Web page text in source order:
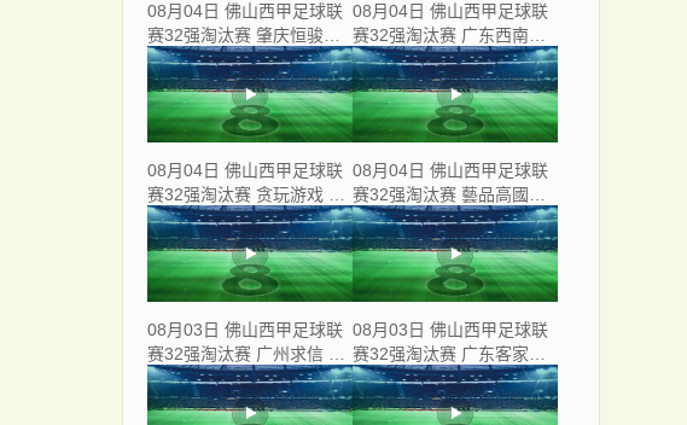
08月04日 佛山西甲足球联
赛32强淘汰赛 肇庆恒骏成
VS 三七互娱 全场录像
08月04日 佛山西甲足球联
赛32强淘汰赛 广东西南建
设 VS 香港圣徒 全场录像
08月04日 佛山西甲足球联
赛32强淘汰赛 贪玩游戏 VS
美的薪火 全场录像
08月04日 佛山西甲足球联
赛32强淘汰赛 藝品高國際
VS 湛江狂狼·粵辉能源 全
场录像
08月03日 佛山西甲足球联
赛32强淘汰赛 广州求信 VS
顺德新青年 全场录像
08月03日 佛山西甲足球联
赛32强淘汰赛 广东客家青
年 VS 广州英华思力U17 全
场录像